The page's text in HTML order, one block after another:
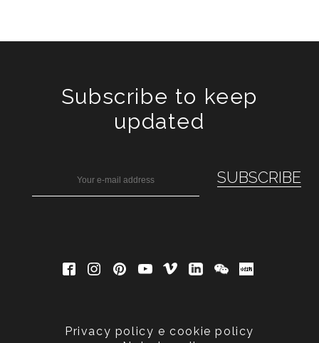
Subscribe to keep
updated
Privacy policy e cookie policy